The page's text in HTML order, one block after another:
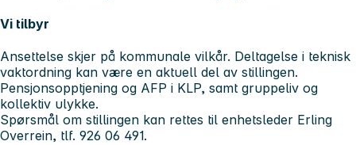
Vi tilbyr
Ansettelse skjer på kommunale vilkår. Deltagelse i teknisk
vaktordning kan være en aktuell del av stillingen.
Pensjonsopptjening og AFP i KLP, samt gruppeliv og
kollektiv ulykke.
Spørsmål om stillingen kan rettes til enhetsleder Erling
Overrein, tlf. 926 06 491.